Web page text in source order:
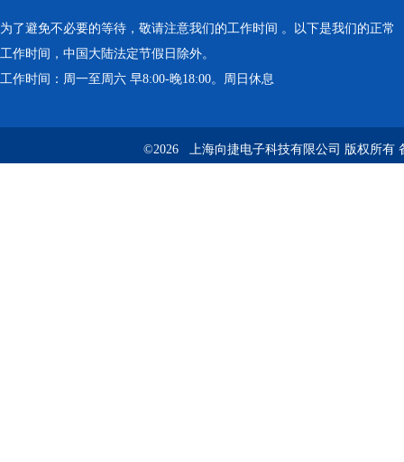
为了避免不必要的等待，敬请注意我们的工作时间 。以下是我们的正常
工作时间，中国大陆法定节假日除外。
工作时间：周一至周六 早8:00-晚18:00。周日休息
©2026 上海向捷电子科技有限公司 版权所有